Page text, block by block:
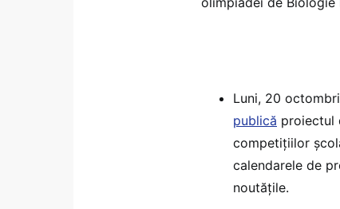
Luni, 20
publică proiectul
competițiilor
calendarele de
noutățile.